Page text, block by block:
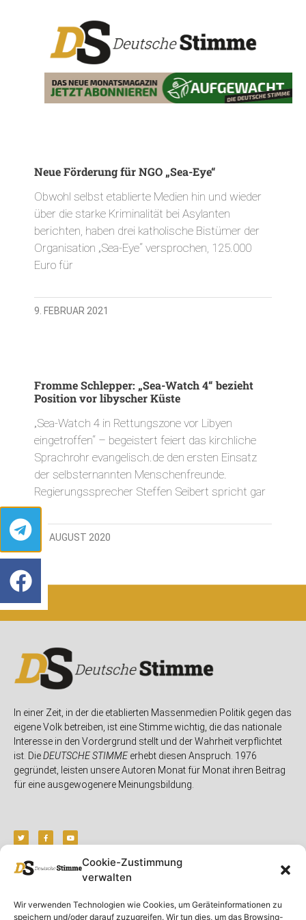
Cookie-Zustimmung
verwalten
Wir verwenden Technologien wie Cookies, um Geräteinformationen zu
speichern und/oder darauf zuzugreifen. Wir tun dies, um das Browsing-
Neue Förderung für NGO „Sea-Eye“
Obwohl selbst etablierte Medien hin und wieder
über die starke Kriminalität bei Asylanten
berichten, haben drei katholische Bistümer der
Organisation „Sea-Eye“ versprochen, 125.000
Euro für
9. FEBRUAR 2021
Fromme Schlepper: „Sea-Watch 4“ bezieht
Position vor libyscher Küste
„Sea-Watch 4 in Rettungszone vor Libyen
eingetroffen“ – begeistert feiert das kirchliche
Sprachrohr evangelisch.de den ersten Einsatz
der selbsternannten Menschenfreunde.
Regierungssprecher Steffen Seibert spricht gar
23. AUGUST 2020
In einer Zeit, in der die etablierten Massenmedien Politik gegen das
eigene Volk betreiben, ist eine Stimme wichtig, die das nationale
Interesse in den Vordergrund stellt und der Wahrheit verpflichtet
ist. DieDEUTSCHE STIMMEerhebt diesen Anspruch. 1976
gegründet, leisten unsere Autoren Monat für Monat ihren Beitrag
für eine ausgewogenere Meinungsbildung.
Unser Magazin
Spenden
Rubriken
Deutschland Rechtliche Hinweise